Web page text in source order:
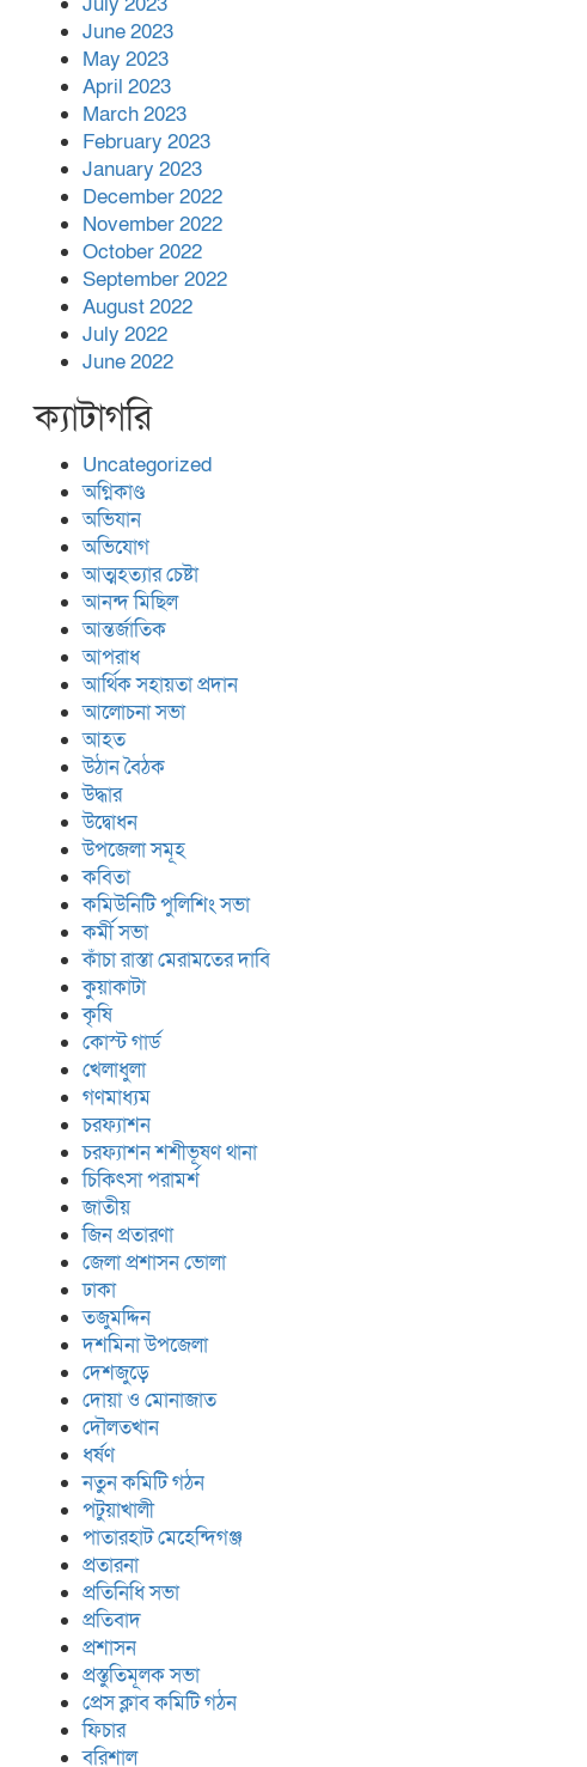
June 2023
May 2023
April 2023
March 2023
February 2023
January 2023
December 2022
November 2022
October 2022
September 2022
August 2022
July 2022
June 2022
ক্যাটাগরি
Uncategorized
অগ্নিকাণ্ড
অভিযান
অভিযোগ
আত্মহত্যার চেষ্টা
আনন্দ মিছিল
আন্তর্জাতিক
আপরাধ
আর্থিক সহায়তা প্রদান
আলোচনা সভা
আহত
উঠান বৈঠক
উদ্ধার
উদ্বোধন
উপজেলা সমূহ
কবিতা
কমিউনিটি পুলিশিং সভা
কর্মী সভা
কাঁচা রাস্তা মেরামতের দাবি
কুয়াকাটা
কৃষি
কোস্ট গার্ড
খেলাধুলা
গণমাধ্যম
চরফ্যাশন
চরফ্যাশন শশীভূষণ থানা
চিকিৎসা পরামর্শ
জাতীয়
জিন প্রতারণা
জেলা প্রশাসন ভোলা
ঢাকা
তজুমদ্দিন
দশমিনা উপজেলা
দেশজুড়ে
দোয়া ও মোনাজাত
দৌলতখান
ধর্ষণ
নতুন কমিটি গঠন
পটুয়াখালী
পাতারহাট মেহেন্দিগঞ্জ
প্রতারনা
প্রতিনিধি সভা
প্রতিবাদ
প্রশাসন
প্রস্তুতিমূলক সভা
প্রেস ক্লাব কমিটি গঠন
ফিচার
বরিশাল